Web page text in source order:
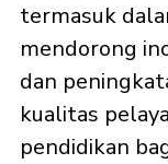
termasuk
mendorong
dan
kualitas
pendidikan